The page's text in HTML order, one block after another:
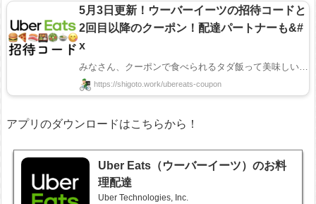
5月3日更新！ウーバーイーツの招待コードと
2回目以降のクーポン！配達パートナーも&#
x
https://shigoto.work/ubereats-coupon
アプリのダウンロードはこちらから！
Uber Eats（ウーバーイーツ）のお料
理配達
Uber Technologies, Inc.